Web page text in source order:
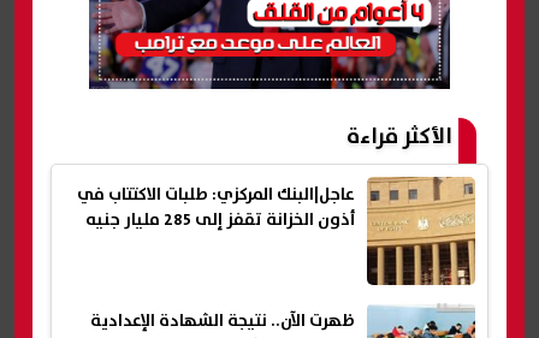
الأكثر قراءة
عاجل|البنك المركزي: طلبات الاكتتاب في
أذون الخزانة تقفز إلى 285 مليار جنيه
ظهرت الآن.. نتيجة الشهادة الإعدادية